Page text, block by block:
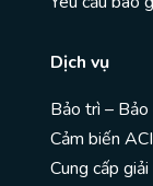
Dịch vụ
Bảo trì –
Cảm biến ACI
Cung cấp